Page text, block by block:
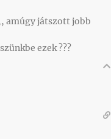
amúgy játszott jobb
ezek ???